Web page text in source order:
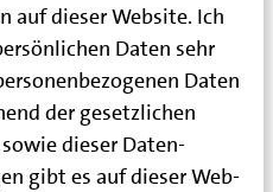
auf die­ser Web­site. Ich
Daten sehr
Daten
der gesetz­li­chen
die­ser Daten­
gibt es auf die­ser Web­